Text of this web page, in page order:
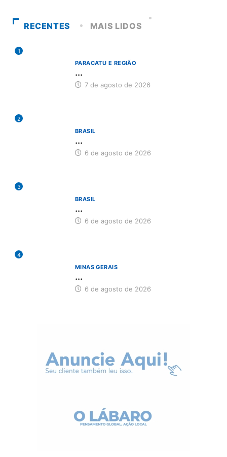
RECENTES MAIS LIDOS
1
PARACATU E REGIÃO
...
7 de agosto de 2026
2
BRASIL
...
6 de agosto de 2026
3
BRASIL
...
6 de agosto de 2026
4
MINAS GERAIS
...
6 de agosto de 2026